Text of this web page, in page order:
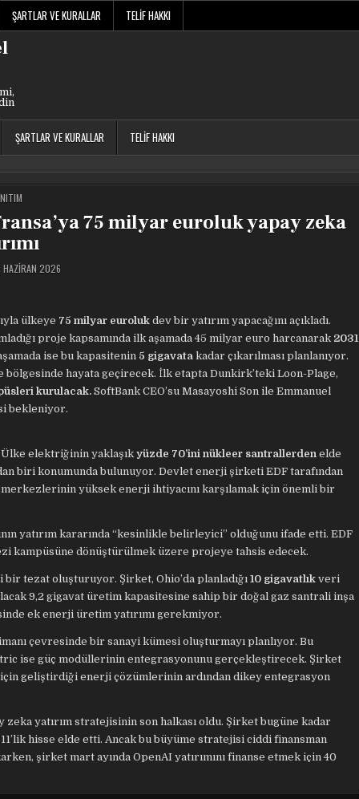
ŞARTLAR VE KURALLAR TELIF HAKKI
ŞARTLAR VE KURALLAR TELIF HAKKI
75 milyar euroluk yapay zeka
HAZIRAN 2026
ülkeye 75 milyar euroluk dev bir yatırım yapacağını açıkladı.
proje kapsamında ilk aşamada 45 milyar euro harcanarak 2031
ise bu kapasitenin 5 gigavata kadar çıkarılması planlanıyor.
hayata geçirecek. İlk etapta Dunkirk’teki Loon-Plage,
kurulacak. SoftBank CEO’su Masayoshi Son ile Emmanuel
bekleniyor.
Ülke elektriğinin yaklaşık yüzde 70’ini nükleer santrallerden elde
biri konumunda bulunuyor. Devlet enerji şirketi EDF tarafından
yüksek enerji ihtiyacını karşılamak için önemli bir
yatırım kararında “kesinlikle belirleyici” olduğunu ifade etti. EDF
kampüsüne dönüştürülmek üzere projeye tahsis edecek.
bir tezat oluşturuyor. Şirket, Ohio’da planladığı 10 gigavatlık veri
9,2 gigavat üretim kapasitesine sahip bir doğal gaz santrali inşa
ek enerji üretim yatırımı gerekmiyor.
çevresinde bir sanayi kümesi oluşturmayı planlıyor. Bu
ise güç modüllerinin entegrasyonunu gerçekleştirecek. Şirket
geliştirdiği enerji çözümlerinin ardından dikey entegrasyon
yatırım stratejisinin son halkası oldu. Şirket bugüne kadar
hisse elde etti. Ancak bu büyüme stratejisi ciddi finansman
şirket mart ayında OpenAI yatırımını finanse etmek için 40